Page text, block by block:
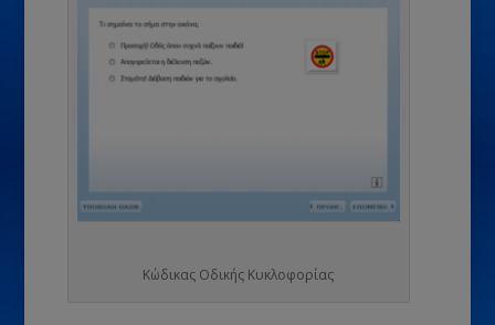
Κώδικας Οδικής Κυκλοφορίας